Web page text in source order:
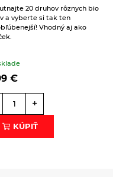
údajov.
20 druhov rôznych bio
a vyberte si tak ten
Vhodný aj ako
€
+
KÚPIŤ